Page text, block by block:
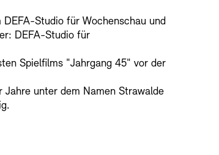
DEFA-Studio für Wochenschau und
DEFA-Studio für
Spielfilms "Jahrgang 45" vor der
unter dem Namen Strawalde